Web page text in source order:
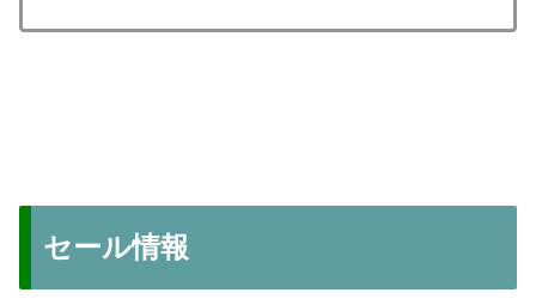
セール情報